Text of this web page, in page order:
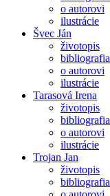
o autorovi
ilustrácie
Švec Ján
životopis
bibliografia
o autorovi
ilustrácie
Tarasová Irena
životopis
bibliografia
o autorovi
ilustrácie
Trojan Jan
životopis
bibliografia